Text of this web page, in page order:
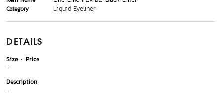
Category Liquid Eyeliner
DETAILS
Size
Price
-
Description
-